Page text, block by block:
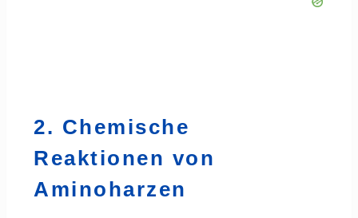
2. Chemische
Reaktionen von
Aminoharzen